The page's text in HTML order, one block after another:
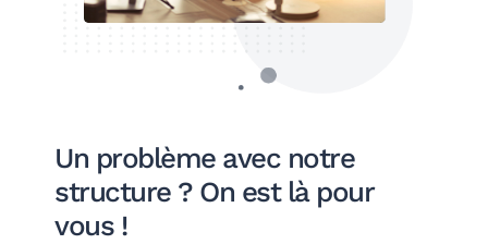
Un problème avec notre
structure ? On est là pour
vous !